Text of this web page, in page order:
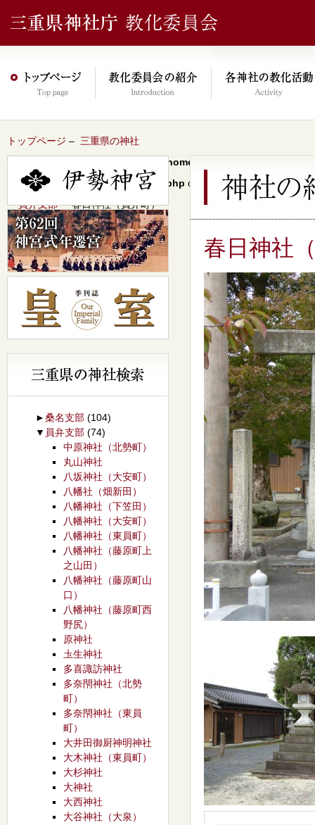
トップページ – 三重県の神社
/home/xs046278/mie-
content/themes/jinja2022/header.php on line
64
–員弁支部– 春日神社（員弁町）
春日神社
►桑名支部 (104)
▼ 員弁支部 (74)
中原神社（北勢町）
丸山神社
八坂神社（大安町）
八幡社（畑新田）
八幡神社（下笠田）
八幡神社（大安町）
八幡神社（東員町）
八幡神社（藤原町上
之山田）
八幡神社（藤原町山
口）
八幡神社（藤原町西
野尻）
原神社
圡生神社
多喜諏訪神社
多奈閇神社（北勢
町）
多奈閇神社（東員
町）
大井田御厨神明神社
大木神社（東員町）
大杉神社
大神社
大西神社
大谷神社（大泉）